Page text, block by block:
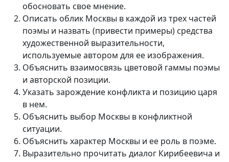
обосновать свое мнение.
Описать облик Москвы в каждой из трех частей
поэмы и назвать (привести примеры) средства
художественной выразительности,
используемые автором для ее изображения.
Объяснить взаимосвязь цветовой гаммы поэмы
и авторской позиции.
Указать зарождение конфликта и позицию царя
в нем.
Объяснить выбор Москвы в конфликтной
ситуации.
Объяснить характер Москвы и ее роль в поэме.
Выразительно прочитать диалог Кирибеевича и